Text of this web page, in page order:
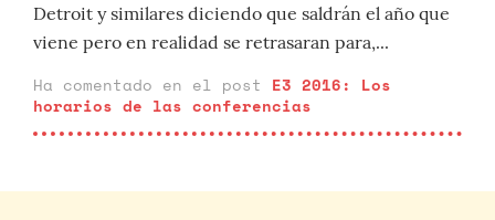
Detroit y similares diciendo que saldrán el año que
viene pero en realidad se retrasaran para,...
Ha comentado en el post E3 2016: Los
horarios de las conferencias